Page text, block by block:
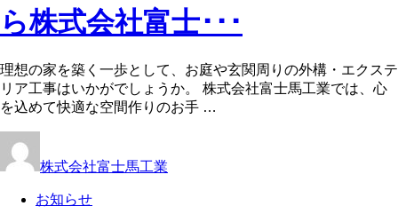
ら株式会社富士･･･
理想の家を築く一歩として、お庭や玄関周りの外構・エクステ
リア工事はいかがでしょうか。 株式会社富士馬工業では、心
を込めて快適な空間作りのお手 …
株式会社富士馬工業
お知らせ